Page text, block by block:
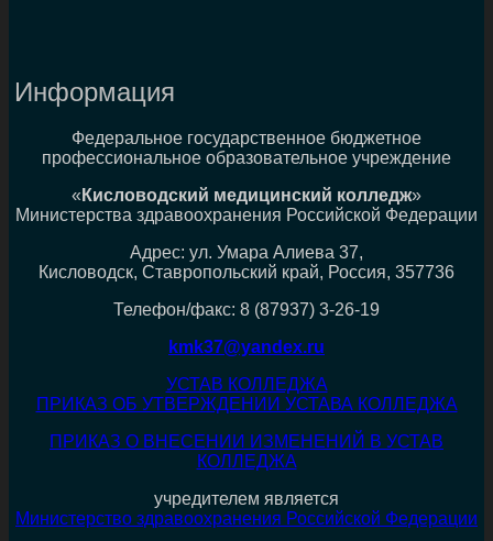
Информация
Федеральное государственное бюджетное
профессиональное образовательное учреждение
« Кисловодский медицинский колледж»
Министерства здравоохранения Российской Федерации
Адрес: ул. Умара Алиева 37,
Кисловодск, Ставропольский край, Россия, 357736
Телефон/факс: 8 (87937) 3-26-19
kmk37@yandex.ru
УСТАВ КОЛЛЕДЖА
ПРИКАЗ ОБ УТВЕРЖДЕНИИ УСТАВА КОЛЛЕДЖА
ПРИКАЗ О ВНЕСЕНИИ ИЗМЕНЕНИЙ В УСТАВ
КОЛЛЕДЖА
учредителем является
Министерство здравоохранения Российской Федерации